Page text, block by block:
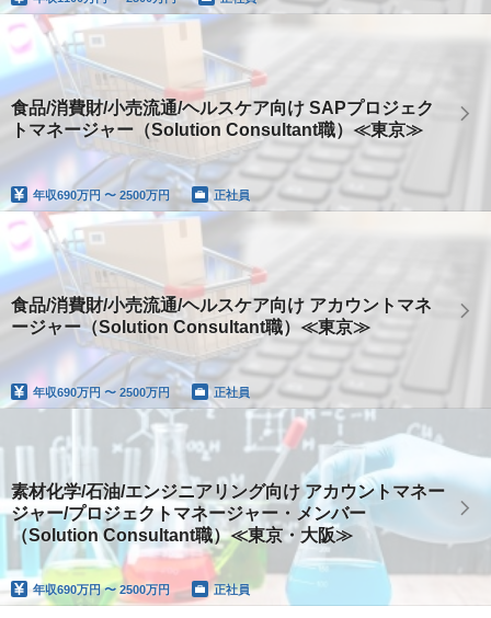
食品/消費財/小売流通/ヘルスケア向け SAPプロジェク
トマネージャー（Solution Consultant職）≪東京≫
年収690万円 〜 2500万円 正社員
食品/消費財/小売流通/ヘルスケア向け アカウントマネ
ージャー（Solution Consultant職）≪東京≫
年収690万円 〜 2500万円 正社員
素材化学/石油/エンジニアリング向け アカウントマネー
ジャー/プロジェクトマネージャー・メンバー
（Solution Consultant職）≪東京・大阪≫
年収690万円 〜 2500万円 正社員